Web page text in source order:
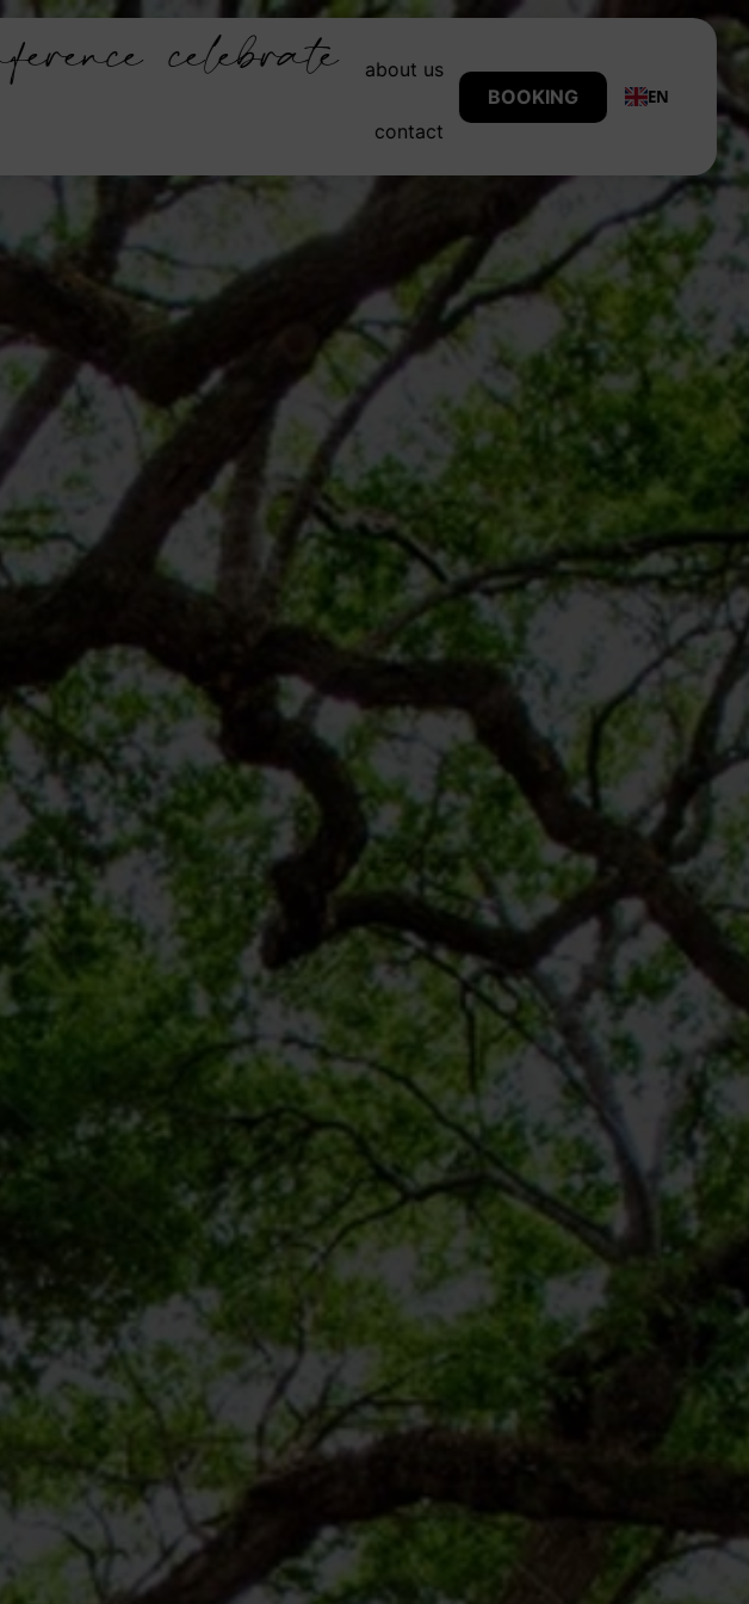
celebrate about us
contact
BOOKING EN